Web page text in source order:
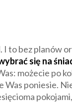
to bez planów
się na
możecie po
poniesie.